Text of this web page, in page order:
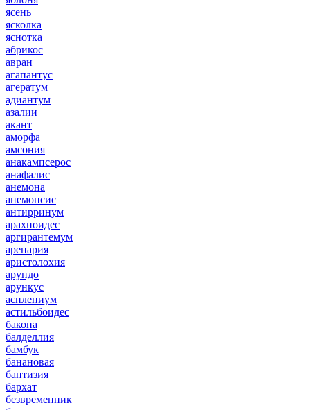
ясень
ясколка
яснотка
абрикос
авран
агапантус
агератум
адиантум
азалии
акант
аморфа
амсония
анакампсерос
анафалис
анемона
анемопсис
антирринум
арахноидес
аргирантемум
аренария
аристолохия
арундо
арункус
асплениум
астильбоидес
бакопа
балделлия
бамбук
банановая
баптизия
бархат
безвременник